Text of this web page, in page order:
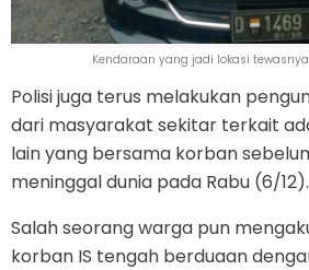
Kendaraan yang jadi lokasi
Polisi juga terus melakukan
dari masyarakat sekitar terkait
lain yang bersama korban
meninggal dunia pada Rabu (6/12).
Salah seorang warga pun
korban IS tengah berduaan